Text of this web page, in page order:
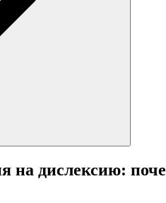
на дислексию: